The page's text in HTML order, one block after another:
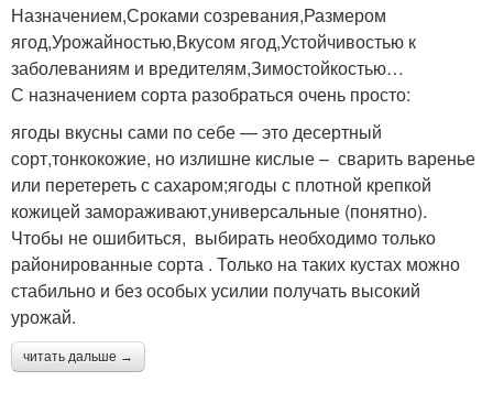
Назначением,Сроками созревания,Размером
ягод,Урожайностью,Вкусом ягод,Устойчивостью к
заболеваниям и вредителям,Зимостойкостью…
С назначением сорта разобраться очень просто:
ягоды вкусны сами по себе — это десертный
сорт,тонкокожие, но излишне кислые – сварить варенье
или перетереть с сахаром;ягоды с плотной крепкой
кожицей замораживают,универсальные (понятно).
Чтобы не ошибиться, выбирать необходимо только
районированные сорта . Только на таких кустах можно
стабильно и без особых усилии получать высокий
урожай.
читать дальше →